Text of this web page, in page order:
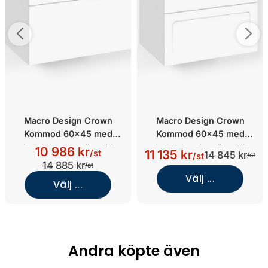
Macro Design Crown
Kommod 60x45 med
heltäckande tvättställ
(Vit/Plain Push-open/Light
8)
10 986 kr/st
14 885 kr/st
Välj ...
Macro Design Crown
Kommod 60x45 med
heltäckande tvättställ
(Vit/Shape/Light 45)
11 135 kr/st14 845 kr/st
Välj ...
Andra köpte även